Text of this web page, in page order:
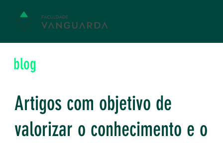
blog
Artigos com objetivo de
valorizar o conhecimento e o